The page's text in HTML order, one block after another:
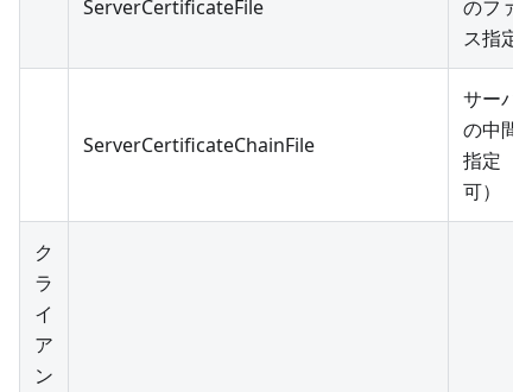
ServerCertificateFile
のファ
ス指定
ServerCertificateChainFile
サーバ
の中間
指定（
可）
ク
ラ
イ
ア
ン